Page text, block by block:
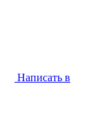
Написать в